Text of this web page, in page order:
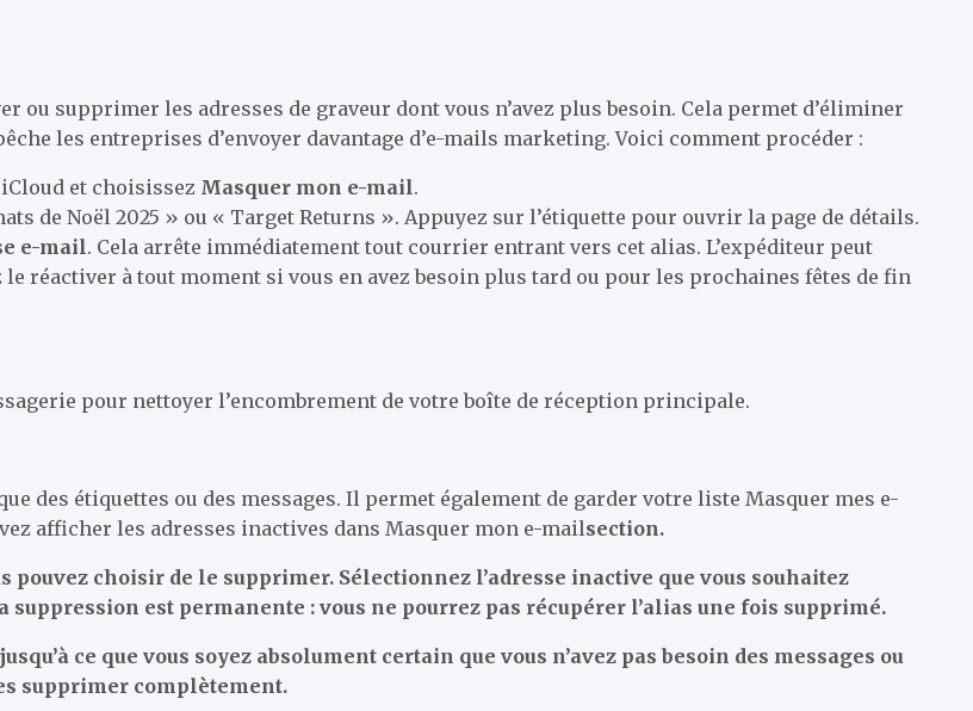
ou supprimer les adresses de graveur dont vous n’avez plus besoin. Cela permet d’éliminer
les entreprises d’envoyer davantage d’e-mails marketing. Voici comment procéder :
et choisissez Masquer mon e-mail.
de Noël 2025 » ou « Target Returns ». Appuyez sur l’étiquette pour ouvrir la page de détails.
e-mail. Cela arrête immédiatement tout courrier entrant vers cet alias. L’expéditeur peut
réactiver à tout moment si vous en avez besoin plus tard ou pour les prochaines fêtes de fin
pour nettoyer l’encombrement de votre boîte de réception principale.
des étiquettes ou des messages. Il permet également de garder votre liste Masquer mes e-
afficher les adresses inactives dans Masquer mon e-mailsection.
pouvez choisir de le supprimer. Sélectionnez l’adresse inactive que vous souhaitez
suppression est permanente : vous ne pourrez pas récupérer l’alias une fois supprimé.
ce que vous soyez absolument certain que vous n’avez pas besoin des messages ou
supprimer complètement.